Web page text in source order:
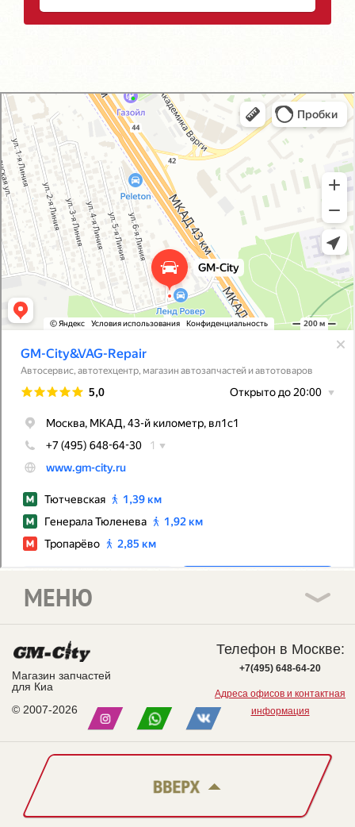
GM-City&VAG-Repair
Автосервис, автотехцентр в Москве
Магазин автозапчастей и автотоваров в Москве
Магазин запчастей
для Киа
© 2007-2026
МЕНЮ
Телефон в Москве:
+7(495) 648-64-20
Адреса офисов и контактная
информация